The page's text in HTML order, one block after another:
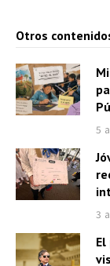
Otros
5
3